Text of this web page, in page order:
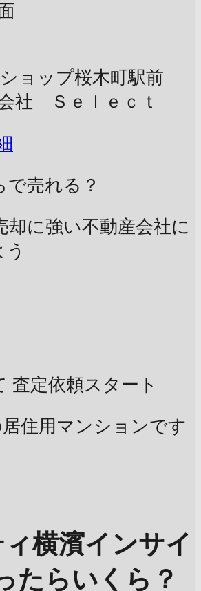
ョップ桜木町駅前
社 Ｓｅｌｅｃｔ
で売れる？
却に強い不動産会社に
査定依頼スタート
住用マンションです
横濱インサイ
たらいくら？